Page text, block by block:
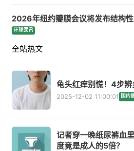
2026年纽约瓣膜会议将发布结构
环球医讯
全站热文
龟头红痒别慌！4步
2025-12-02 11:00:01 国内
记者穿一晚纸尿裤血
度竟是成人的5倍？